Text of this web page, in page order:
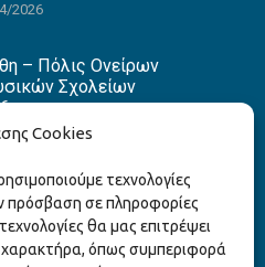
Cookies
τεχνολογίες
πρόσβαση σε πληροφορίες
θα μας επιτρέψει
όπως συμπεριφορά
2026
– Πόλις Ονείρων
Σχολείων
2026